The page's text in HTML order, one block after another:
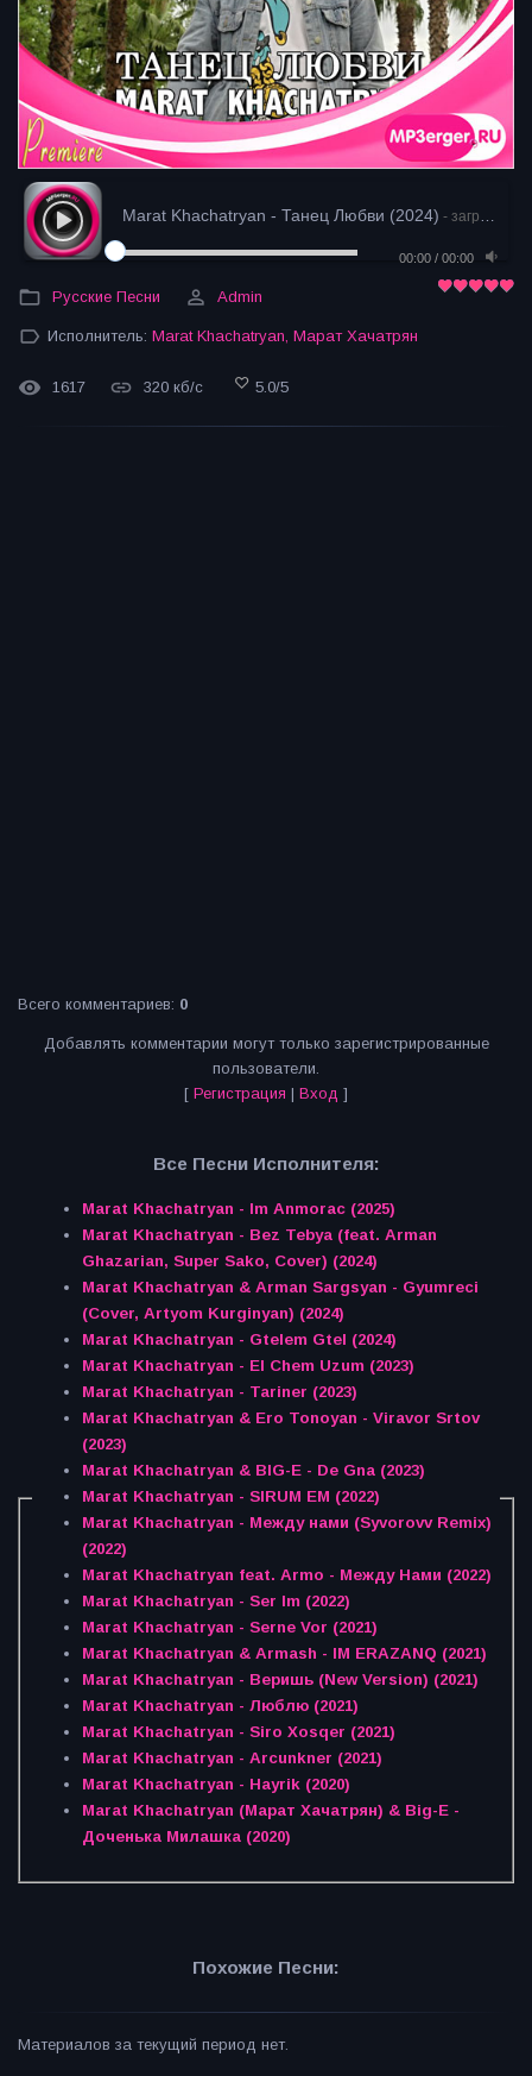
Marat Khachatryan - Танец Любви (2024) - загрузка
00:00 / 00:00
Русские Песни Admin
Исполнитель: Marat Khachatryan Марат Хачатрян
1617 320 кб/с 5.0/5
Всего комментариев: 0
Добавлять комментарии могут только зарегистрированные
пользователи.
[ Регистрация | Вход ]
Все Песни Исполнителя:
Marat Khachatryan - Im Anmorac (2025)
Marat Khachatryan - Bez Tebya (feat. Arman
Ghazarian, Super Sako, Cover) (2024)
Marat Khachatryan & Arman Sargsyan - Gyumreci
(Cover, Artyom Kurginyan) (2024)
Marat Khachatryan - Gtelem Gtel (2024)
Marat Khachatryan - El Chem Uzum (2023)
Marat Khachatryan - Tariner (2023)
Marat Khachatryan & Ero Tonoyan - Viravor Srtov
(2023)
Marat Khachatryan & BIG-E - De Gna (2023)
Marat Khachatryan - SIRUM EM (2022)
Marat Khachatryan - Между нами (Syvorovv Remix)
(2022)
Marat Khachatryan feat. Armo - Между Нами (2022)
Marat Khachatryan - Ser Im (2022)
Marat Khachatryan - Serne Vor (2021)
Marat Khachatryan & Armash - IM ERAZANQ (2021)
Marat Khachatryan - Веришь (New Version) (2021)
Marat Khachatryan - Люблю (2021)
Marat Khachatryan - Siro Xosqer (2021)
Marat Khachatryan - Arcunkner (2021)
Marat Khachatryan - Hayrik (2020)
Marat Khachatryan (Марат Хачатрян) & Big-E -
Доченька Милашка (2020)
Похожие Песни:
Материалов за текущий период нет.